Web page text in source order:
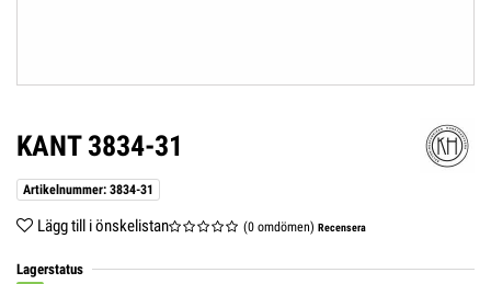
KANT 3834-31
Artikelnummer: 3834-31
Lägg till i önskelistan (0 omdömen) Recensera
Lagerstatus